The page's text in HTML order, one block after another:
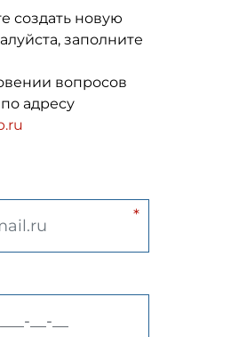
создать новую
заполните
вопросов
адресу